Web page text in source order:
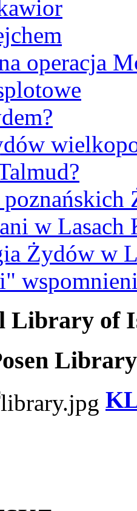
operacja
poznańskich
w Lasach
Żydów w
Library of
Library